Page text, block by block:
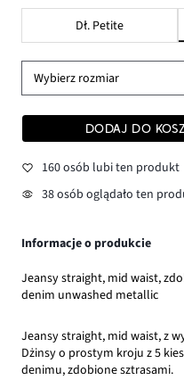
Dł. Petite
Wybierz rozmiar
DODAJ DO
160 osób lubi ten produkt
38 osób oglądało ten
Informacje o produkcie
Jeansy straight, mid waist,
denim unwashed metallic
Jeansy straight, mid waist, z
Dżinsy o prostym kroju z 5
denimu, zdobione sztrasami.